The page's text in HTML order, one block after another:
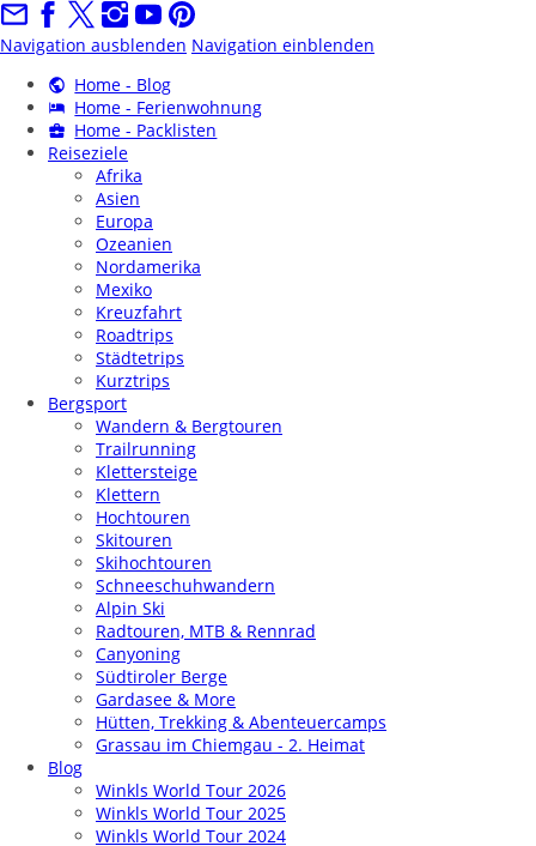
Navigation ausblenden Navigation einblenden
Home - Blog
Home - Ferienwohnung
Home - Packlisten
Reiseziele
Afrika
Asien
Europa
Ozeanien
Nordamerika
Mexiko
Kreuzfahrt
Roadtrips
Städtetrips
Kurztrips
Bergsport
Wandern & Bergtouren
Trailrunning
Klettersteige
Klettern
Hochtouren
Skitouren
Skihochtouren
Schneeschuhwandern
Alpin Ski
Radtouren, MTB & Rennrad
Canyoning
Südtiroler Berge
Gardasee & More
Hütten, Trekking & Abenteuercamps
Grassau im Chiemgau - 2. Heimat
Blog
Winkls World Tour 2026
Winkls World Tour 2025
Winkls World Tour 2024